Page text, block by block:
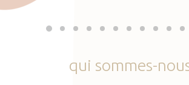
qui sommes-